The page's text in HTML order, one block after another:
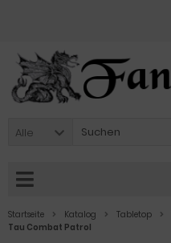
Alle
Startseite Katalog Tabletop
Tau Combat Patrol